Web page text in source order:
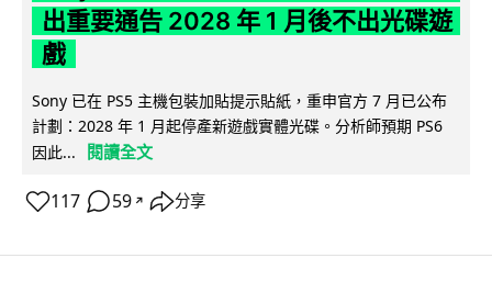
出重要通告 2028 年 1 月後不出光碟遊
戲
Sony 已在 PS5 主機包裝加貼提示貼紙，重申官方 7 月已公布
計劃：2028 年 1 月起停產新遊戲實體光碟。分析師預期 PS6
因此...
閱讀全文
117 59 ↗ 分享